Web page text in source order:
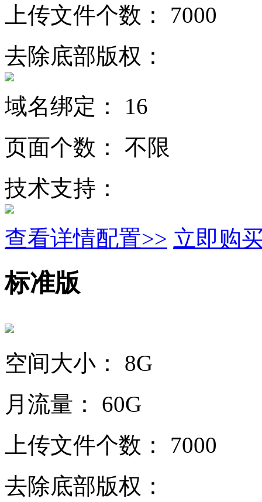
上传文件个数：
7000
去除底部版权：
域名绑定：
16
页面个数：
不限
技术支持：
查看详情配置>> 立即购
标准版
空间大小：
8G
月流量：
60G
上传文件个数：
7000
去除底部版权：